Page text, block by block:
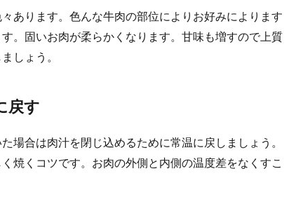
あります。色んな牛肉の部位によりお好みによります
。固いお肉が柔らかくなります。甘味も増すので上質
しょう。
戻す
場合は肉汁を閉じ込めるために常温に戻しましょう。
焼くコツです。お肉の外側と内側の温度差をなくすこ